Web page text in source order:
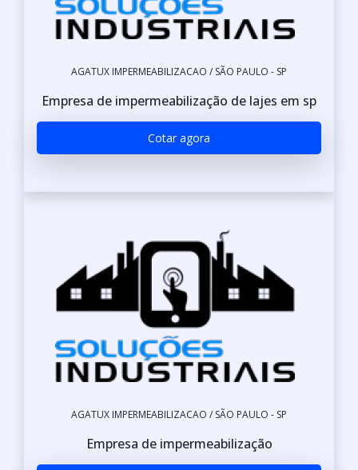
AGATUX IMPERMEABILIZACAO / SÃO PAULO - SP
Empresa de impermeabilização de lajes em sp
Cotar agora
AGATUX IMPERMEABILIZACAO / SÃO PAULO - SP
Empresa de impermeabilização